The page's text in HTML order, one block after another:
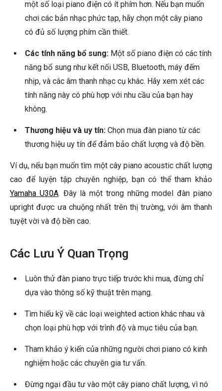
một số loại piano điện có ít phím hơn. Nếu bạn muốn
chơi các bản nhạc phức tạp, hãy chọn một cây piano
có đủ số lượng phím cần thiết.
Các tính năng bổ sung: Một số piano điện có các tính
năng bổ sung như kết nối USB, Bluetooth, máy đếm
nhịp, và các âm thanh nhạc cụ khác. Hãy xem xét các
tính năng này có phù hợp với nhu cầu của bạn hay
không.
Thương hiệu và uy tín: Chọn mua đàn piano từ các
thương hiệu uy tín để đảm bảo chất lượng và độ bền.
Ví dụ, nếu bạn muốn tìm một cây piano acoustic chất lượng
cao để luyện tập chuyên nghiệp, bạn có thể tham khảo
Yamaha U30A. Đây là một trong những model đàn piano
upright được ưa chuộng nhất trên thị trường, với âm thanh
tuyệt vời và độ bền cao.
Các Lưu Ý Quan Trọng
Luôn thử đàn piano trực tiếp trước khi mua, đừng chỉ
dựa vào thông số kỹ thuật trên mạng.
Tìm hiểu kỹ về các loại weighted action khác nhau và
chọn loại phù hợp với trình độ và mục tiêu của bạn.
Tham khảo ý kiến của những người chơi piano có kinh
nghiệm hoặc các chuyên gia tư vấn.
Đừng ngại đầu tư vào một cây piano chất lượng, vì nó